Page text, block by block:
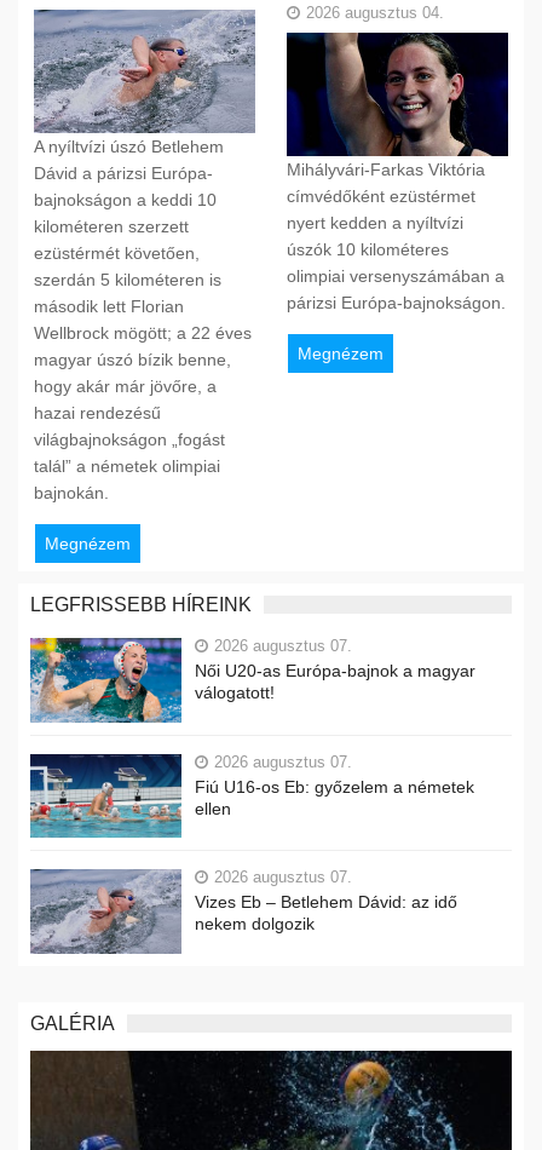
A nyíltvízi úszó Betlehem
Dávid a párizsi Európa-
bajnokságon a keddi 10
kilométeren szerzett
ezüstérmét követően,
szerdán 5 kilométeren is
második lett Florian
Wellbrock mögött; a 22 éves
magyar úszó bízik benne,
hogy akár már jövőre, a
hazai rendezésű
világbajnokságon „fogást
talál” a németek olimpiai
bajnokán.
Megnézem
2026 augusztus 04.
Mihályvári-Farkas Viktória
címvédőként ezüstérmet
nyert kedden a nyíltvízi
úszók 10 kilométeres
olimpiai versenyszámában a
párizsi Európa-bajnokságon.
Megnézem
LEGFRISSEBB HÍREINK
2026 augusztus 07.
Női U20-as Európa-bajnok a magyar
válogatott!
2026 augusztus 07.
Fiú U16-os Eb: győzelem a németek
ellen
2026 augusztus 07.
Vizes Eb – Betlehem Dávid: az idő
nekem dolgozik
GALÉRIA